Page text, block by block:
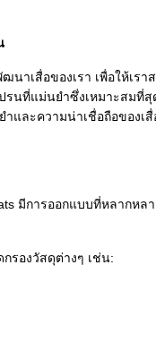
นาเสื่อของเรา เพื่อให้เ
นที่แม่นยำซึ่งเหมาะสมที่
และความน่าเชื่อถือของ
มีการออกแบบที่หลาก
รองวัสดุต่างๆ เช่น: